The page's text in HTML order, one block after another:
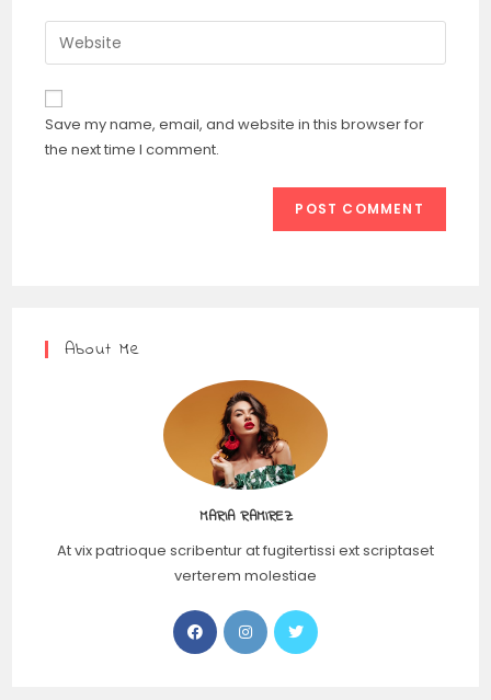
Save my name, email, and website in this browser for
the next time I comment.
About Me
MARIA RAMIREZ
At vix patrioque scribentur at fugitertissi ext scriptaset
verterem molestiae